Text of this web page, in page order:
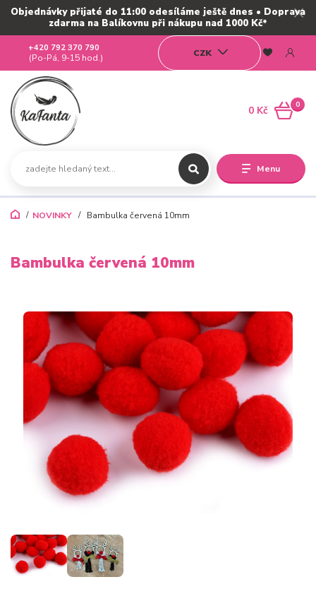
Objednávky přijaté do 11:00 odesíláme ještě dnes • Doprava
zdarma na Balíkovnu při nákupu nad 1000 Kč*
Menu
CZK
+420 792 370 790
(Po-Pá, 9-15 hod.)
0
0 Kč
NOVINKY Bambulka červená 10mm
Bambulka červená 10mm